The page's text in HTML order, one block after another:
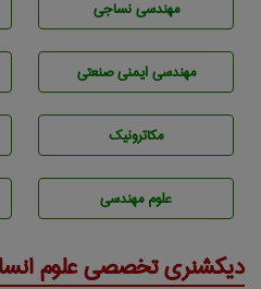
مهندسي نساجی
مهندسی ایمنی صنعتی
مکاترونیک
علوم مهندسی
دیکشنری تخصصی علوم